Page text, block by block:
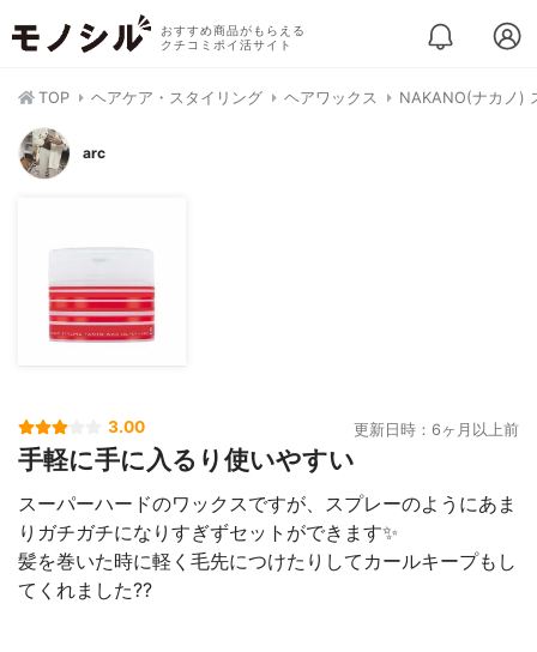
おすすめ商品がもらえる
クチコミポイ活サイト
TOP ヘアケア・スタイリング ヘアワックス NAKANO(ナカノ)
arc
3.00 更新日時：6ヶ月以上前
手軽に手に入るり使いやすい
スーパーハードのワックスですが、スプレーのようにあま
りガチガチになりすぎずセットができます✨
髪を巻いた時に軽く毛先につけたりしてカールキープもし
てくれました??